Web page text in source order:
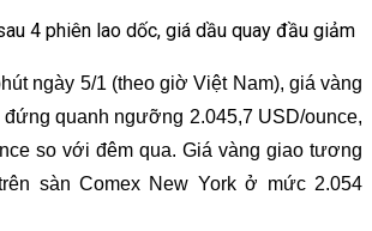
4 phiên lao dốc, giá dầu quay đầu giảm
ngày 5/1 (theo giờ Việt Nam), giá vàng
quanh ngưỡng 2.045,7 USD/ounce,
so với đêm qua. Giá vàng giao tương
sàn Comex New York ở mức 2.054